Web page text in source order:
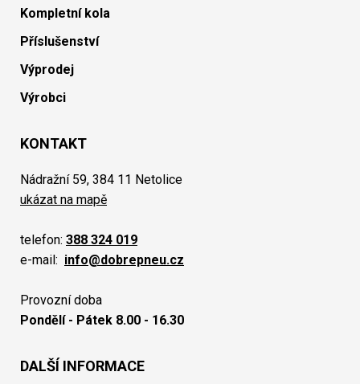
Kompletní kola
Příslušenství
Výprodej
Výrobci
KONTAKT
Nádražní 59, 384 11 Netolice
ukázat na mapě
telefon: 388 324 019
e-mail: info@dobrepneu.cz
Provozní doba
Pondělí - Pátek 8.00 - 16.30
DALŠÍ INFORMACE